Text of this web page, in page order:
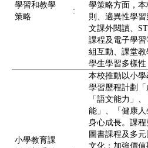
學習和教學
策略
:
學策略方面，
則、適異性學
文課外閱讀、
課程及電子學
組互動、課堂
學生學習多樣性
小學教育課
本校推動以小
學習歷程計劃
「語文能力」
能」、「健康
身心成長。課程
圖書課程及多
文化；加強價